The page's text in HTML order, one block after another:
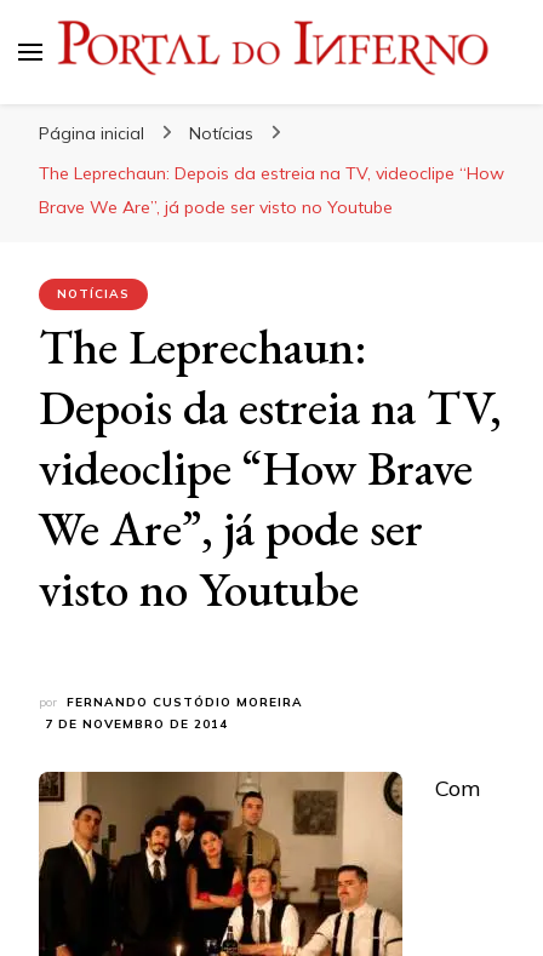
Página inicial
Notícias
The Leprechaun: Depois da estreia na TV, videoclipe “How
Brave We Are”, já pode ser visto no Youtube
NOTÍCIAS
The Leprechaun:
Depois da estreia na TV,
videoclipe “How Brave
We Are”, já pode ser
visto no Youtube
por
FERNANDO CUSTÓDIO MOREIRA
7 DE NOVEMBRO DE 2014
Com